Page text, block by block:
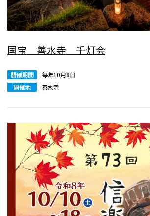
国宝 善水寺 千灯会
開催期間
毎年10月8日
開催地
善水寺